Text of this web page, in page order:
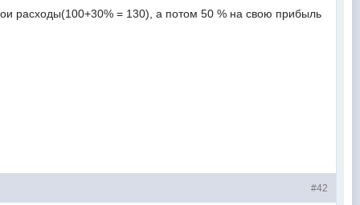
расходы(100+30% = 130), а потом 50 % на свою прибыль
#42